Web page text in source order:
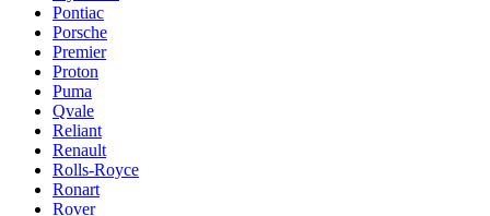
Pontiac
Porsche
Premier
Proton
Puma
Qvale
Reliant
Renault
Rolls-Royce
Ronart
Rover